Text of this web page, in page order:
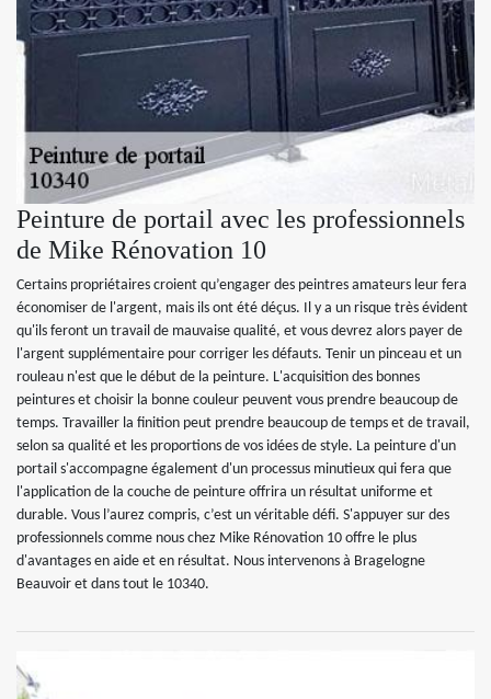
Peinture de portail avec les professionnels
de Mike Rénovation 10
Certains propriétaires croient qu’engager des peintres amateurs leur fera
économiser de l'argent, mais ils ont été déçus. Il y a un risque très évident
qu'ils feront un travail de mauvaise qualité, et vous devrez alors payer de
l'argent supplémentaire pour corriger les défauts. Tenir un pinceau et un
rouleau n'est que le début de la peinture. L'acquisition des bonnes
peintures et choisir la bonne couleur peuvent vous prendre beaucoup de
temps. Travailler la finition peut prendre beaucoup de temps et de travail,
selon sa qualité et les proportions de vos idées de style. La peinture d'un
portail s'accompagne également d'un processus minutieux qui fera que
l'application de la couche de peinture offrira un résultat uniforme et
durable. Vous l’aurez compris, c’est un véritable défi. S'appuyer sur des
professionnels comme nous chez Mike Rénovation 10 offre le plus
d'avantages en aide et en résultat. Nous intervenons à Bragelogne
Beauvoir et dans tout le 10340.